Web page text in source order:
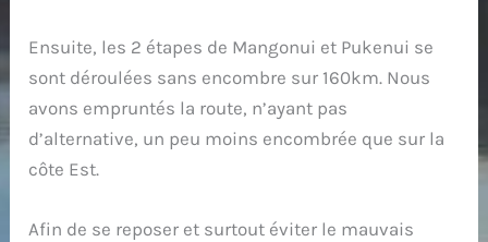
Ensuite, les 2 étapes de Mangonui et Pukenui se
sont déroulées sans encombre sur 160km. Nous
avons empruntés la route, n’ayant pas
d’alternative, un peu moins encombrée que sur la
côte Est.
Afin de se reposer et surtout éviter le mauvais